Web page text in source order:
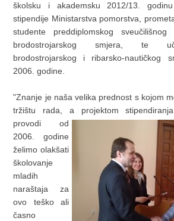
školsku i akademsku 2012/13.
stipendije Ministarstva pomorstva,
studente preddiplomskog
brodostrojarskog smjera, te
brodostrojarskog i ribarsko-nautičkog
2006. godine.
"Znanje je naša velika prednost s kojom
tržištu rada, a projektom
provodi od
2006. godine
želimo olakšati
školovanje
mladih
naraštaja za
ovo teško ali
časno